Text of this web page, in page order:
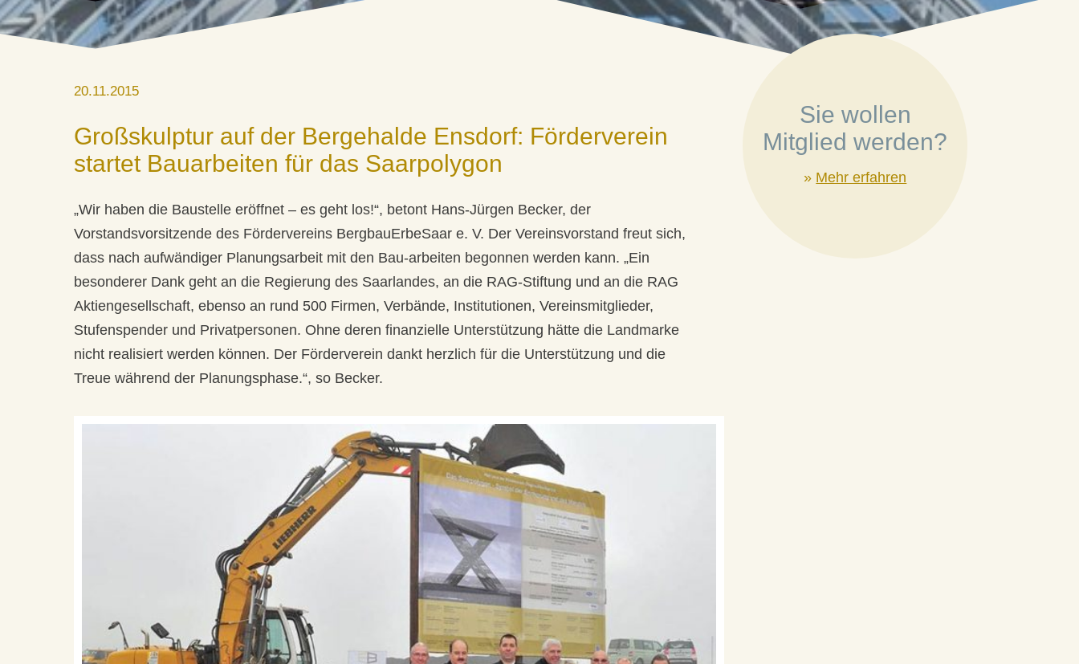
20.11.2015
Großskulptur auf der Bergehalde Ensdorf: Förderverein
startet Bauarbeiten für das Saarpolygon
„Wir haben die Baustelle eröffnet – es geht los!“, betont Hans-Jürgen Becker, der
Vorstandsvorsitzende des Fördervereins BergbauErbeSaar e. V. Der Vereinsvorstand freut sich,
dass nach aufwändiger Planungsarbeit mit den Bau-arbeiten begonnen werden kann. „Ein
besonderer Dank geht an die Regierung des Saarlandes, an die RAG-Stiftung und an die RAG
Aktiengesellschaft, ebenso an rund 500 Firmen, Verbände, Institutionen, Vereinsmitglieder,
Stufenspender und Privatpersonen. Ohne deren finanzielle Unterstützung hätte die Landmarke
nicht realisiert werden können. Der Förderverein dankt herzlich für die Unterstützung und die
Treue während der Planungsphase.“, so Becker.
Sie wollen
Mitglied werden?
» Mehr erfahren